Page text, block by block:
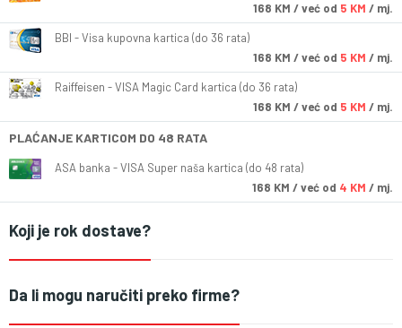
168 KM / već od 5 KM / mj.
BBI - Visa kupovna kartica (do 36 rata)
168 KM / već od 5 KM / mj.
Raiffeisen - VISA Magic Card kartica (do 36 rata)
168 KM / već od 5 KM / mj.
PLAĆANJE KARTICOM DO 48 RATA
ASA banka - VISA Super naša kartica (do 48 rata)
168 KM / već od 4 KM / mj.
Koji je rok dostave?
Da li mogu naručiti preko firme?